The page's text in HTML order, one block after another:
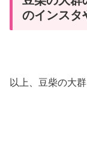
のインスタ
以上、豆柴の大